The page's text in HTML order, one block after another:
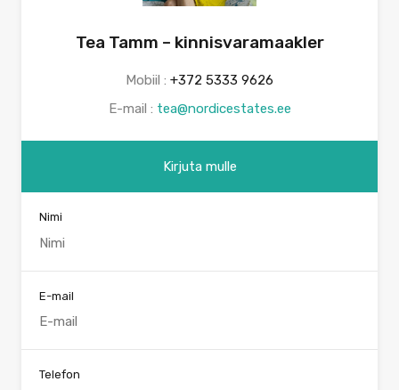
Tea Tamm – kinnisvaramaakler
Mobiil : +372 5333 9626
E-mail : tea@nordicestates.ee
Kirjuta mulle
Nimi
E-mail
Telefon